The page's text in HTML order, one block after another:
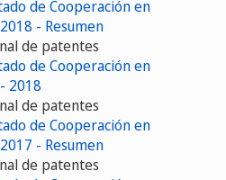
de Cooperación en
- Resumen
de patentes
de Cooperación en
2018
de patentes
de Cooperación en
- Resumen
de patentes